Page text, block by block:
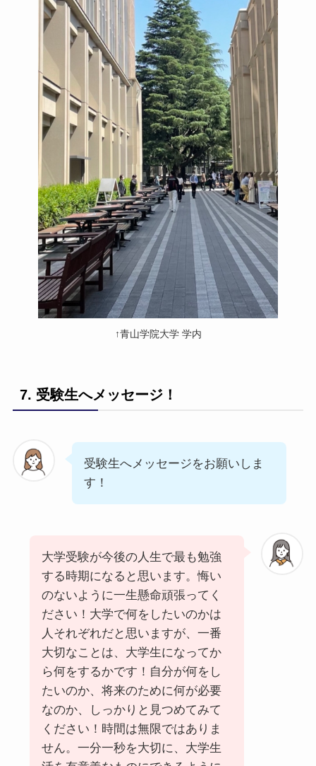
↑青山学院大学 学内
7. 受験生へメッセージ！
受験生へメッセージをお願いしま
す！
大学受験が今後の人生で最も勉強
する時期になると思います。悔い
のないように一生懸命頑張ってく
ださい！大学で何をしたいのかは
人それぞれだと思いますが、一番
大切なことは、大学生になってか
ら何をするかです！自分が何をし
たいのか、将来のために何が必要
なのか、しっかりと見つめてみて
ください！時間は無限ではありま
せん。一分一秒を大切に、大学生